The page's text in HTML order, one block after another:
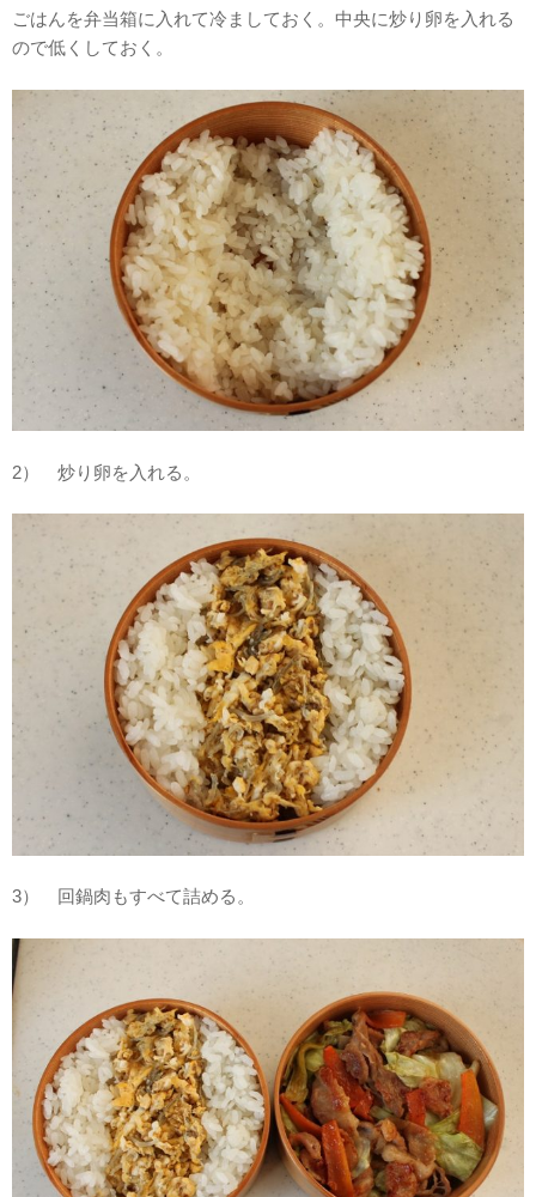
ごはんを弁当箱に入れて冷ましておく。中央に炒り卵を入れる
ので低くしておく。
2） 炒り卵を入れる。
3） 回鍋肉もすべて詰める。